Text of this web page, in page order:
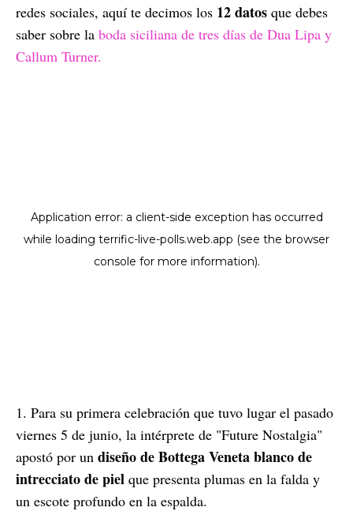
redes sociales, aquí te decimos los 12 datos que debes
saber sobre la boda siciliana de tres días de Dua Lipa y
Callum Turner.
1. Para su primera celebración que tuvo lugar el pasado
viernes 5 de junio, la intérprete de "Future Nostalgia"
apostó por un diseño de Bottega Veneta blanco de
intrecciatode piel que presenta plumas en la falda y
un escote profundo en la espalda.